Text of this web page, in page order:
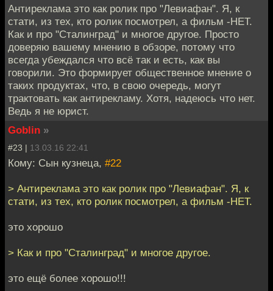
Антиреклама это как ролик про "Левиафан". Я, к
стати, из тех, кто ролик посмотрел, а фильм -НЕТ.
Как и про "Сталинград" и многое другое. Просто
доверяю вашему мнению в обзоре, потому что
всегда убеждался что всё так и есть, как вы
говорили. Это формирует общественное мнение о
таких продуктах, что, в свою очередь, могут
трактовать как антирекламу. Хотя, надеюсь что нет.
Ведь я не юрист.
Goblin »
#23 | 13.03.16 22:41
Кому: Сын кузнеца, #22
> Антиреклама это как ролик про "Левиафан". Я, к
стати, из тех, кто ролик посмотрел, а фильм -НЕТ.
это хорошо
> Как и про "Сталинград" и многое другое.
это ещё более хорошо!!!